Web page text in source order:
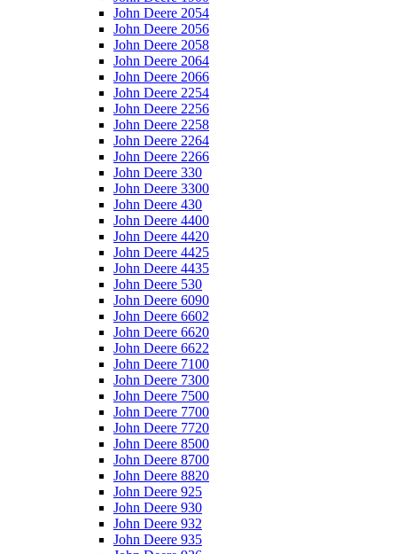
John Deere 2054
John Deere 2056
John Deere 2058
John Deere 2064
John Deere 2066
John Deere 2254
John Deere 2256
John Deere 2258
John Deere 2264
John Deere 2266
John Deere 330
John Deere 3300
John Deere 430
John Deere 4400
John Deere 4420
John Deere 4425
John Deere 4435
John Deere 530
John Deere 6090
John Deere 6602
John Deere 6620
John Deere 6622
John Deere 7100
John Deere 7300
John Deere 7500
John Deere 7700
John Deere 7720
John Deere 8500
John Deere 8700
John Deere 8820
John Deere 925
John Deere 930
John Deere 932
John Deere 935